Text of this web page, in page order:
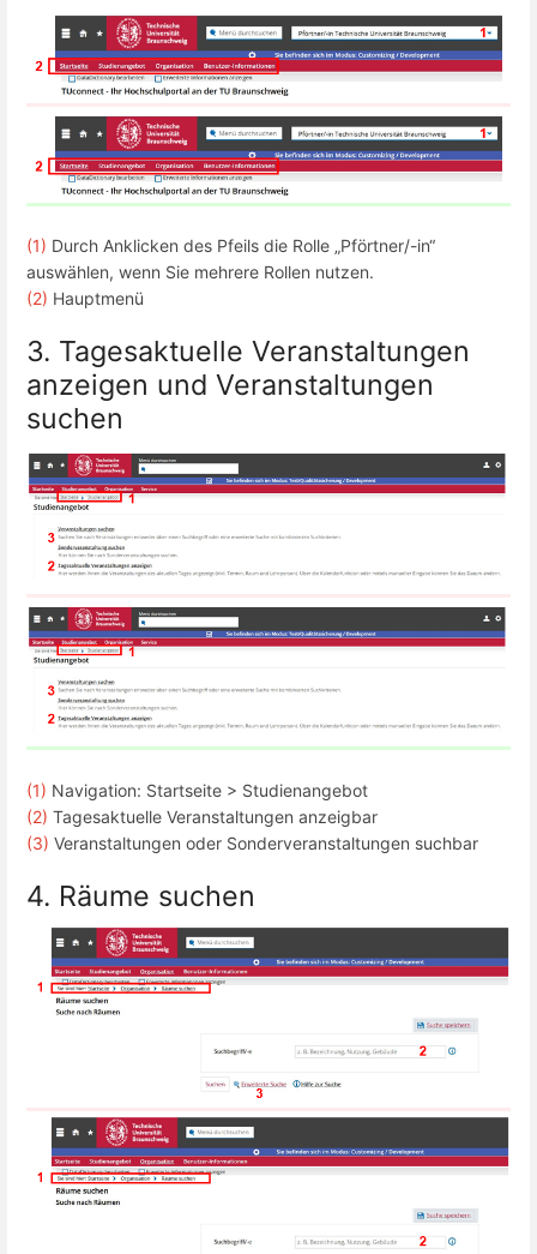
(1) Durch Anklicken des Pfeils die Rolle „Pförtner/-in“
auswählen, wenn Sie mehrere Rollen nutzen.
(2) Hauptmenü
3. Tagesaktuelle Veranstaltungen
anzeigen und Veranstaltungen
suchen
(1) Navigation: Startseite > Studienangebot
(2) Tagesaktuelle Veranstaltungen anzeigbar
(3) Veranstaltungen oder Sonderveranstaltungen suchbar
4. Räume suchen